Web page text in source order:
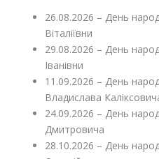
26.08.2026 – День
Віталіївни
29.08.2026 – День
Іванівни
11.09.2026 – День
Владислава
24.09.2026 – День
Дмитровича
28.10.2026 – День